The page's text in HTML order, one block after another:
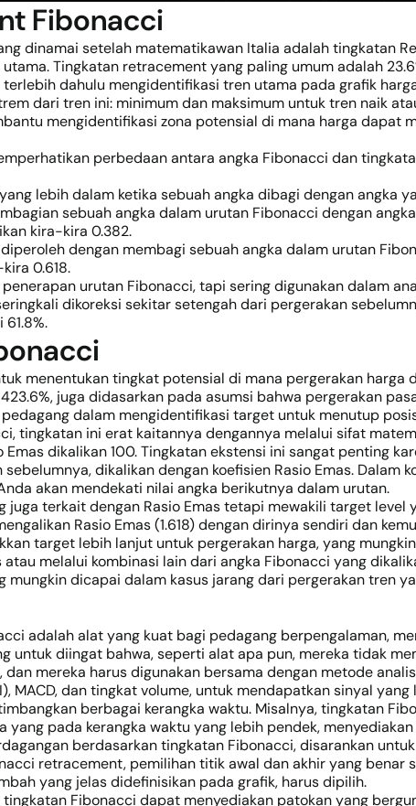
Fibonacci
dinamai setelah matematikawan Italia adalah tingkatan
Tingkatan retracement yang paling umum adalah
dahulu mengidentifikasi tren utama pada grafik
dari tren ini: minimum dan maksimum untuk tren naik
mengidentifikasi zona potensial di mana harga dapat
perbedaan antara angka Fibonacci dan
lebih dalam ketika sebuah angka dibagi dengan angka
sebuah angka dalam urutan Fibonacci dengan
kira-kira 0.382.
dengan membagi sebuah angka dalam urutan
0.618.
urutan Fibonacci, tapi sering digunakan dalam
dikoreksi sekitar setengah dari pergerakan
menentukan tingkat potensial di mana pergerakan
423.6%, juga didasarkan pada asumsi bahwa pergerakan
dalam mengidentifikasi target untuk menutup
tingkatan ini erat kaitannya dengannya melalui sifat
Emas dikalikan 100. Tingkatan ekstensi ini sangat penting
dikalikan dengan koefisien Rasio Emas. Dalam
akan mendekati nilai angka berikutnya dalam urutan.
juga terkait dengan Rasio Emas tetapi mewakili target
Rasio Emas (1.618) dengan dirinya sendiri dan
target lebih lanjut untuk pergerakan harga, yang
melalui kombinasi lain dari angka Fibonacci yang
dicapai dalam kasus jarang dari pergerakan tren
adalah alat yang kuat bagi pedagang berpengalaman,
untuk diingat bahwa, seperti alat apa pun, mereka tidak
mereka harus digunakan bersama dengan metode
MACD, dan tingkat volume, untuk mendapatkan sinyal
berbagai kerangka waktu. Misalnya, tingkatan
yang pada kerangka waktu yang lebih pendek,
berdasarkan tingkatan Fibonacci, disarankan
retracement, pemilihan titik awal dan akhir yang
yang jelas didefinisikan pada grafik, harus dipilih.
Fibonacci dapat menyediakan patokan yang